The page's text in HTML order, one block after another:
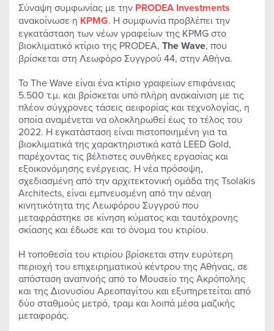
Σύναψη συμφωνίας με την PRODEA Investments
ανακοίνωσε η KPMG. Η συμφωνία προβλέπει την
εγκατάσταση των νέων γραφείων της KPMG στο
βιοκλιματικό κτίριο της PRODEA, The Wave, που
βρίσκεται στη Λεωφόρο Συγγρού 44, στην Αθήνα.
Το The Wave είναι ένα κτίριο γραφείων επιφάνειας
5.500 τ.μ. και βρίσκεται υπό πλήρη ανακαίνιση με τις
πλέον σύγχρονες τάσεις αειφορίας και τεχνολογίας, η
οποία αναμένεται να ολοκληρωθεί έως το τέλος του
2022. Η εγκατάσταση είναι πιστοποιημένη για τα
βιοκλιματικά της χαρακτηριστικά κατά LEED Gold,
παρέχοντας τις βέλτιστες συνθήκες εργασίας και
εξοικονόμησης ενέργειας. H νέα πρόσοψη,
σχεδιασμένη από την αρχιτεκτονική ομάδα της Tsolakis
Architects, είναι εμπνευσμένη από την αέναη
κινητικότητα της Λεωφόρου Συγγρού που
μεταφράστηκε σε κίνηση κύματος και ταυτόχρονης
σκίασης και έδωσε και το όνομα του κτιρίου.
Η τοποθεσία του κτιρίου βρίσκεται στην ευρύτερη
περιοχή του επιχειρηματικού κέντρου της Αθήνας, σε
απόσταση αναπνοής από το Μουσείο της Ακρόπολης
και της Διονυσίου Αρεοπαγίτου και εξυπηρετείται από
δύο σταθμούς μετρό, τραμ και λοιπά μέσα μαζικής
μεταφοράς.